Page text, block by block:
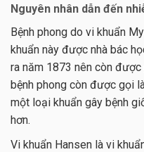
Nguyên nhân dẫn đến
Bệnh phong do vi khuẩn
khuẩn này được nhà bác
ra năm 1873 nên còn
bệnh phong còn được gọi
một loại khuẩn gây bệnh
hơn.
Vi khuẩn Hansen là vi